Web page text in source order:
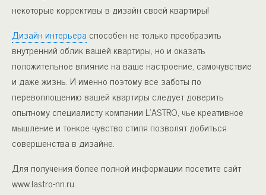
некоторые коррективы в дизайн своей квартиры!
Дизайн интерьера способен не только преобразить
внутренний облик вашей квартиры, но и оказать
положительное влияние на ваше настроение, самочувствие
и даже жизнь. И именно поэтому все заботы по
перевоплощению вашей квартиры следует доверить
опытному специалисту компании L’ASTRO, чье креативное
мышление и тонкое чувство стиля позволят добиться
совершенства в дизайне.
Для получения более полной информации посетите сайт
www.lastro-nn.ru.